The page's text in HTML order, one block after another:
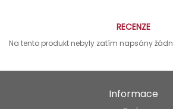
RECENZE
Na tento produkt nebyly zatím napsány
Informace